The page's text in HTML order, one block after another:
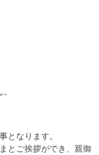
となります。
とご挨拶ができ、親御